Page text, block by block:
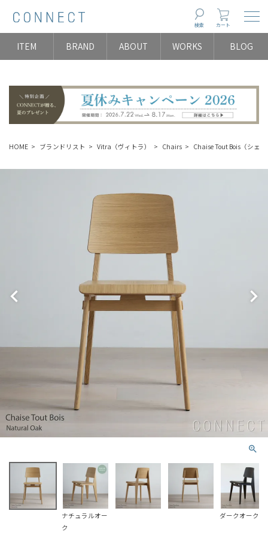
検索 カート
ITEM BRAND ABOUT WORKS BLOG
HOME ブランドリスト Vitra（ヴィトラ） Chairs Chaise Tout Bois（シェ
ナチュラルオー
ク
ダークオーク